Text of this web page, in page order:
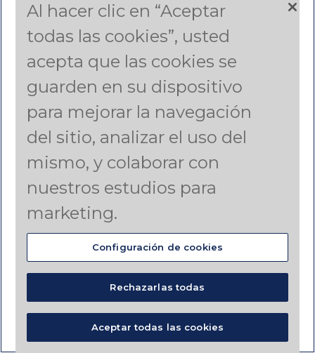
Contáctenos
+56 9 3924 1455
Al hacer clic en “Aceptar
todas las cookies”, usted
acepta que las cookies se
guarden en su dispositivo
para mejorar la navegación
del sitio, analizar el uso del
mismo, y colaborar con
nuestros estudios para
marketing.
Configuración de cookies
Rechazarlas todas
Aceptar todas las cookies